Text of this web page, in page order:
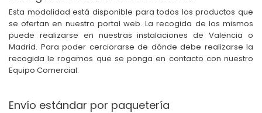
Esta modalidad está disponible para todos los productos que
se ofertan en nuestro portal web. La recogida de los mismos
puede realizarse en nuestras instalaciones de Valencia o
Madrid. Para poder cerciorarse de dónde debe realizarse la
recogida le rogamos que se ponga en contacto con nuestro
Equipo Comercial.
Envío estándar por paquetería